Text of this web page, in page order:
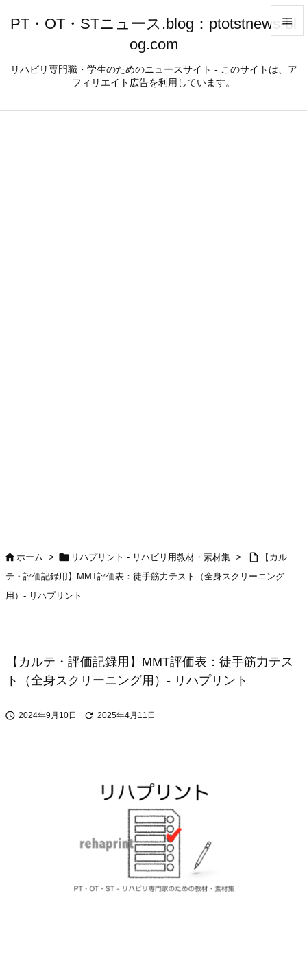
PT・OT・STニュース.blog：ptotstnews-bl
og.com
リハビリ専門職・学生のためのニュースサイト - このサイトは、ア
フィリエイト広告を利用しています。

ホーム >  リハプリント - リハビリ用教材・素材集 > 
【カル
テ・評価記録用】MMT評価表：徒手筋力テスト（全身スクリーニング
用）- リハプリント
【カルテ・評価記録用】MMT評価表：徒手筋力テス
ト（全身スクリーニング用）- リハプリント
 2024年9月10日  2025年4月11日